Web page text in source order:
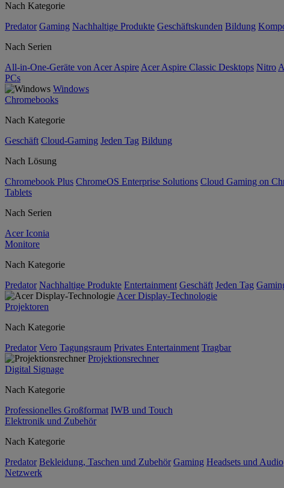
Nach Kategorie
Predator Gaming Nachhaltige Produkte Geschäftskunden Bildung
Nach Serien
All-in-One-Geräte von Acer Aspire Acer Aspire Classic Desktops Nitro
PCs
Windows
Chromebooks
Nach Kategorie
Geschäft Cloud-Gaming Jeden Tag Bildung
Nach Lösung
Chromebook Plus ChromeOS Enterprise Solutions Cloud Gaming on
Tablets
Nach Serien
Acer Iconia
Monitore
Nach Kategorie
Predator Nachhaltige Produkte Entertainment Geschäft Jeden Tag
Acer Display-Technologie
Projektoren
Nach Kategorie
Predator Vero Tagungsraum Privates Entertainment Tragbar
Projektionsrechner
Digital Signage
Nach Kategorie
Professionelles Großformat IWB und Touch
Elektronik und Zubehör
Nach Kategorie
Predator Bekleidung, Taschen und Zubehör Gaming Headsets und Audio
Netzwerk